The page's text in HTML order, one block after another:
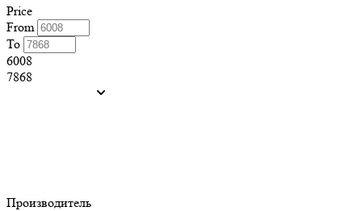
Price
From
To
6008
7868
Производитель